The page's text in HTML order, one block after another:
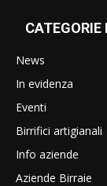
CATEGORIE
News
In evidenza
Eventi
Birrifici artigianali
Info aziende
Aziende Birraie